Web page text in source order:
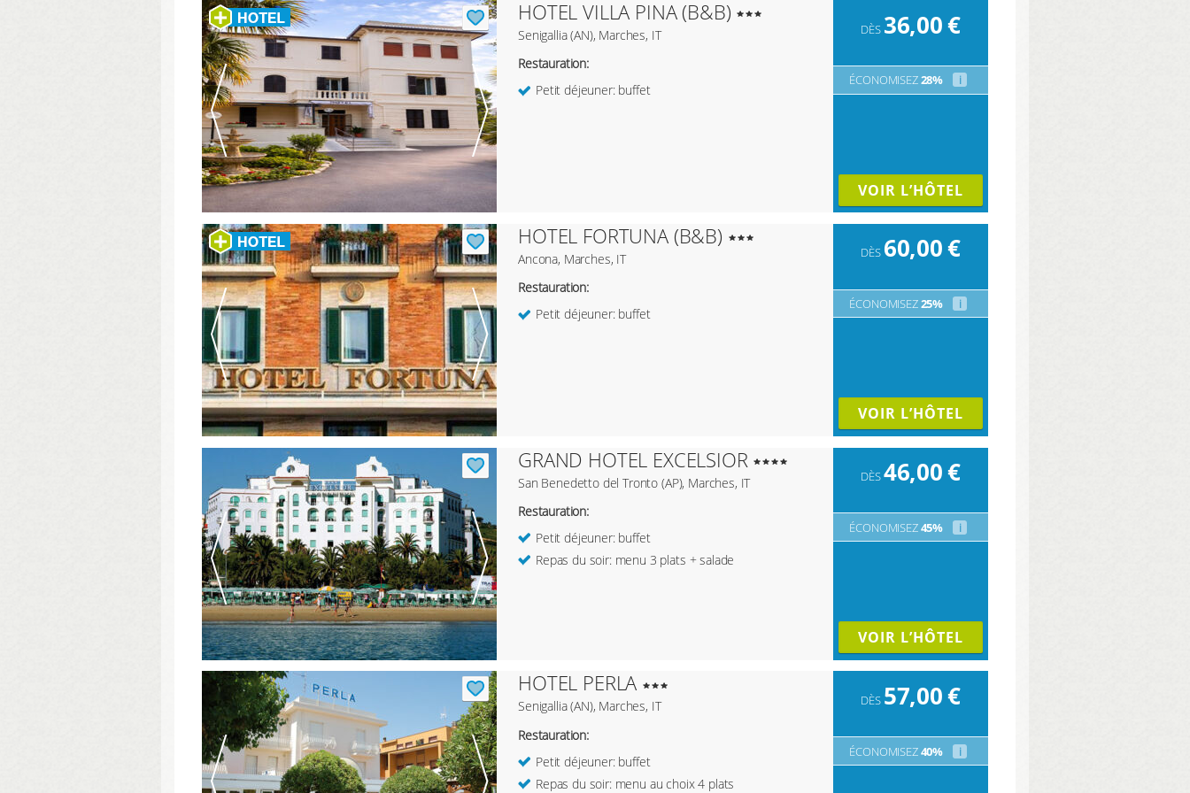
HOTEL VILLA PINA (B&B)
Senigallia (AN), Marches, IT
Restauration:
Petit déjeuner: buffet
DÈS 36,00€
ÉCONOMISEZ28% i
VOIR L’HÔTEL
HOTEL FORTUNA (B&B)
Ancona, Marches, IT
Restauration:
Petit déjeuner: buffet
DÈS 60,00€
ÉCONOMISEZ25% i
VOIR L’HÔTEL
GRAND HOTEL EXCELSIOR
San Benedetto del Tronto (AP), Marches, IT
Restauration:
Petit déjeuner: buffet
Repas du soir: menu 3 plats + salade
DÈS46,00€
ÉCONOMISEZ45% i
VOIR L’HÔTEL
HOTEL PERLA
Senigallia (AN), Marches, IT
Restauration:
Petit déjeuner: buffet
Repas du soir: menu au choix 4 plats
DÈS 57,00€
ÉCONOMISEZ40% i